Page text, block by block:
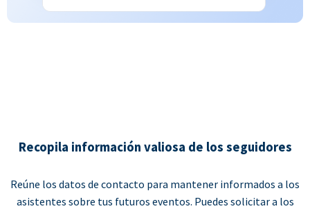
Recopila información valiosa de los seguidores
Reúne los datos de contacto para mantener informados a los
asistentes sobre tus futuros eventos. Puedes solicitar a los